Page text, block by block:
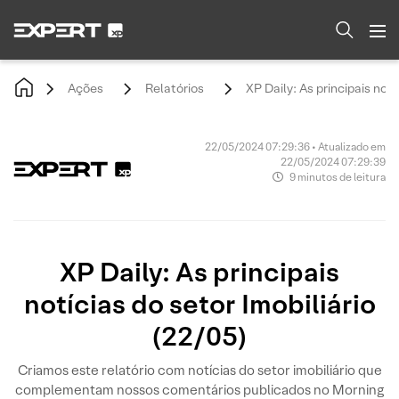
Ações Relatórios XP Daily: As principais
22/05/2024 07:29:36 • Atualizado em
22/05/2024 07:29:39
9 minutos de leitura
XP Daily: As principais
notícias do setor Imobiliário
(22/05)
Criamos este relatório com notícias do setor imobiliário que
complementam nossos comentários publicados no Morning